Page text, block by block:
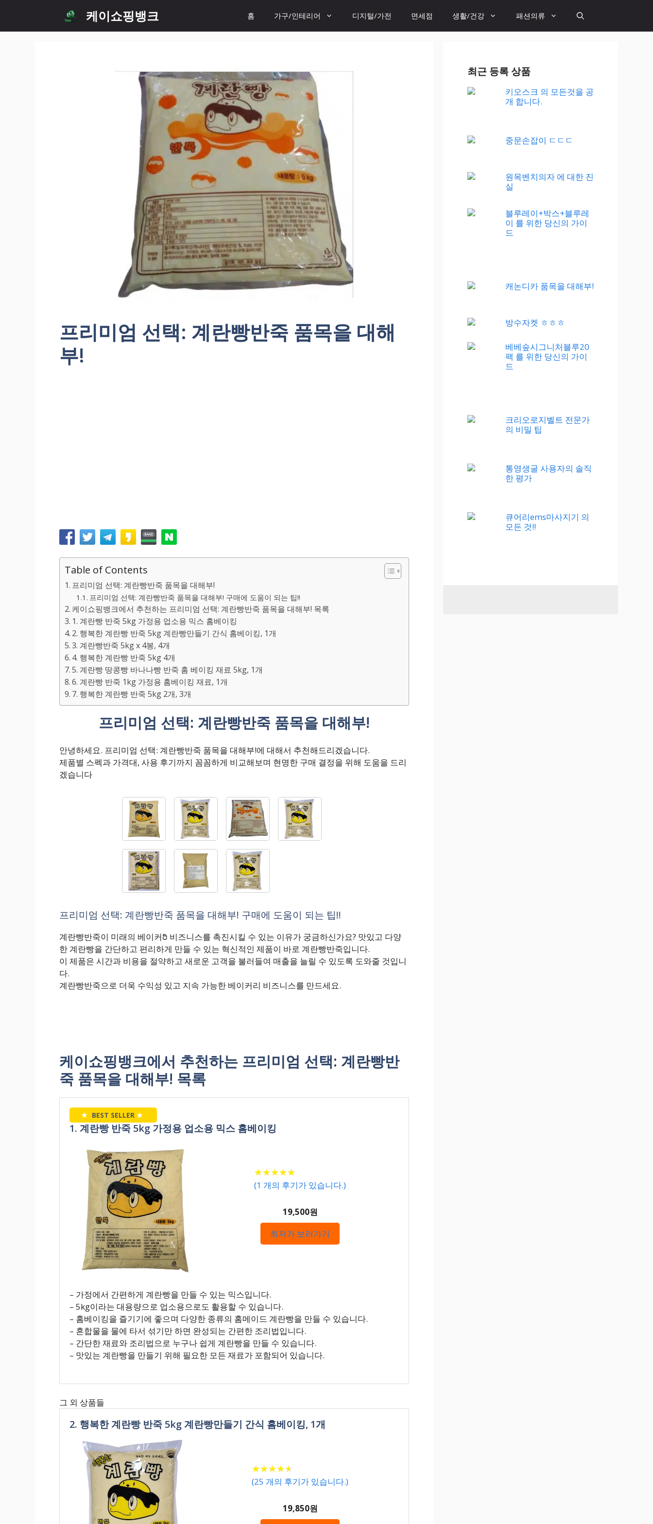
content
케이쇼핑뱅크 홈 가구/인테리어 디지털/가전 면세점 생활/건강 패션의류
프리미엄 선택: 계란빵반죽 품목을 대해
부!
Table of Contents
프리미엄 선택: 계란빵반죽 품목을 대해부!
프리미엄 선택: 계란빵반죽 품목을 대해부! 구매에 도움이 되는 팁!!
케이쇼핑뱅크에서 추천하는 프리미엄 선택: 계란빵반죽 품목을 대해부! 목록
1. 계란빵 반죽 5kg 가정용 업소용 믹스 홈베이킹
2. 행복한 계란빵 반죽 5kg 계란빵만들기 간식 홈베이킹, 1개
3. 계란빵반죽 5kg x 4봉, 4개
4. 행복한 계란빵 반죽 5kg 4개
5. 계란빵 땅콩빵 바나나빵 반죽 홈 베이킹 재료 5kg, 1개
6. 계란빵 반죽 1kg 가정용 홈베이킹 재료, 1개
7. 행복한 계란빵 반죽 5kg 2개, 3개
프리미엄 선택: 계란빵반죽 품목을 대해부!
안녕하세요. 프리미엄 선택: 계란빵반죽 품목을 대해부!에 대해서 추천해드리겠습니다.
제품별 스펙과 가격대, 사용 후기까지 꼼꼼하게 비교해보며 현명한 구매 결정을 위해 도움을 드리
겠습니다
프리미엄 선택: 계란빵반죽 품목을 대해부! 구매에 도움이 되는 팁!!
계란빵반죽이 미래의 베이커ರಿ 비즈니스를 촉진시킬 수 있는 이유가 궁금하신가요? 맛있고 다양
한 계란빵을 간단하고 편리하게 만들 수 있는 혁신적인 제품이 바로 계란빵반죽입니다.
이 제품은 시간과 비용을 절약하고 새로운 고객을 불러들여 매출을 늘릴 수 있도록 도와줄 것입니
다.
계란빵반죽으로 더욱 수익성 있고 지속 가능한 베이커리 비즈니스를 만드세요.
케이쇼핑뱅크에서 추천하는 프리미엄 선택: 계란빵반
죽 품목을 대해부! 목록
★ BEST SELLER ★
1. 계란빵 반죽 5kg 가정용 업소용 믹스 홈베이킹
★★★★★
★★★★★
(1 개의 후기가 있습니다.)
19,500원
최저가 보러가기
– 가정에서 간편하게 계란빵을 만들 수 있는 믹스입니다.
– 5kg이라는 대용량으로 업소용으로도 활용할 수 있습니다.
– 홈베이킹을 즐기기에 좋으며 다양한 종류의 홈메이드 계란빵을 만들 수 있습니다.
– 혼합물을 물에 타서 섞기만 하면 완성되는 간편한 조리법입니다.
– 간단한 재료와 조리법으로 누구나 쉽게 계란빵을 만들 수 있습니다.
– 맛있는 계란빵을 만들기 위해 필요한 모든 재료가 포함되어 있습니다.
그 외 상품들
2. 행복한 계란빵 반죽 5kg 계란빵만들기 간식 홈베이킹, 1개
★★★★★
★★★★★
(25 개의 후기가 있습니다.)
19,850원
최근 등록 상품
키오스크 의 모든것을 공
개 합니다.
중문손잡이 ㄷㄷㄷ
원목벤치의자 에 대한 진
실
블루레이+박스+블루레
이 를 위한 당신의 가이
드
캐논디카 품목을 대해부!
방수자켓 ㅎㅎㅎ
베베숲시그니처블루20
팩 를 위한 당신의 가이
드
크리오로지벨트 전문가
의 비밀 팁
통영생굴 사용자의 솔직
한 평가
큐어리ems마사지기 의
모든 것!!